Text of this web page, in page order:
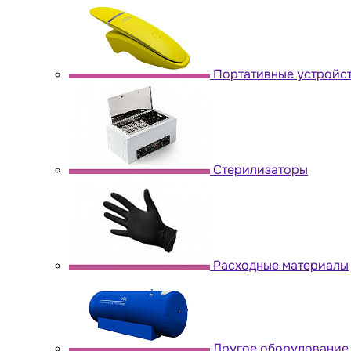
Портативные
Стерилизаторы
Расходные материалы